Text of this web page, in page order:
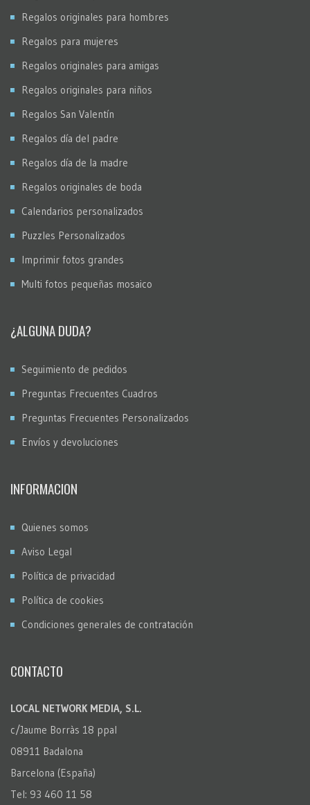
Regalos originales para hombres
Regalos para mujeres
Regalos originales para amigas
Regalos originales para niños
Regalos San Valentín
Regalos día del padre
Regalos día de la madre
Regalos originales de boda
Calendarios personalizados
Puzzles Personalizados
Imprimir fotos grandes
Multi fotos pequeñas mosaico
¿ALGUNA DUDA?
Seguimiento de pedidos
Preguntas Frecuentes Cuadros
Preguntas Frecuentes Personalizados
Envíos y devoluciones
INFORMACION
Quienes somos
Aviso Legal
Política de privacidad
Política de cookies
Condiciones generales de contratación
CONTACTO
LOCAL NETWORK MEDIA, S.L.
c/Jaume Borràs 18 ppal
08911 Badalona
Barcelona (España)
Tel: 93 460 11 58